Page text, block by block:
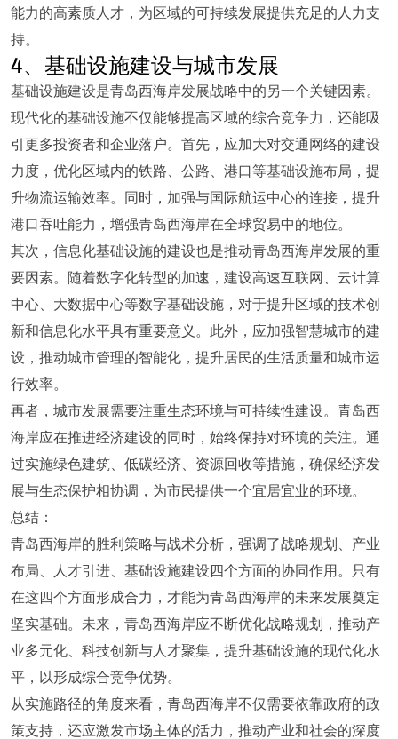
能力的高素质人才，为区域的可持续发展提供充足的人力支
持。
4、基础设施建设与城市发展
基础设施建设是青岛西海岸发展战略中的另一个关键因素。
现代化的基础设施不仅能够提高区域的综合竞争力，还能吸
引更多投资者和企业落户。首先，应加大对交通网络的建设
力度，优化区域内的铁路、公路、港口等基础设施布局，提
升物流运输效率。同时，加强与国际航运中心的连接，提升
港口吞吐能力，增强青岛西海岸在全球贸易中的地位。
其次，信息化基础设施的建设也是推动青岛西海岸发展的重
要因素。随着数字化转型的加速，建设高速互联网、云计算
中心、大数据中心等数字基础设施，对于提升区域的技术创
新和信息化水平具有重要意义。此外，应加强智慧城市的建
设，推动城市管理的智能化，提升居民的生活质量和城市运
行效率。
再者，城市发展需要注重生态环境与可持续性建设。青岛西
海岸应在推进经济建设的同时，始终保持对环境的关注。通
过实施绿色建筑、低碳经济、资源回收等措施，确保经济发
展与生态保护相协调，为市民提供一个宜居宜业的环境。
总结：
青岛西海岸的胜利策略与战术分析，强调了战略规划、产业
布局、人才引进、基础设施建设四个方面的协同作用。只有
在这四个方面形成合力，才能为青岛西海岸的未来发展奠定
坚实基础。未来，青岛西海岸应不断优化战略规划，推动产
业多元化、科技创新与人才聚集，提升基础设施的现代化水
平，以形成综合竞争优势。
从实施路径的角度来看，青岛西海岸不仅需要依靠政府的政
策支持，还应激发市场主体的活力，推动产业和社会的深度